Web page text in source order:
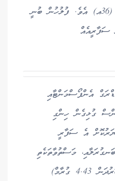
އާއި، އެމްޑީ ޝަހަޖަން ސަވަލް (36އ) އެވެ. ފުލުހުން ބުނީ
ސަފާރީއެއް
އެންފޯސްމަންޓާއި
ގުޅިގެން ހިންގި
އެ ސަފާރީ
207 ފުޅި ބަނގުރަލާއި، މަސްތުވާތަކެތި
ކަމަށް ބެލެވޭ ތަކެތި (ވަގުތީ ބަރުދަން 4.43 ގުރާމް)